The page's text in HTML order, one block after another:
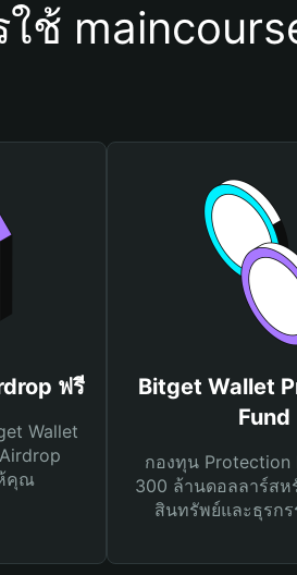
ใช้
ฟรี
Wallet
คุณ
Bitget Wallet
Fund
กองทุน Protection
300 ล้านดอลลาร์สห
สินทรัพย์และธุรก